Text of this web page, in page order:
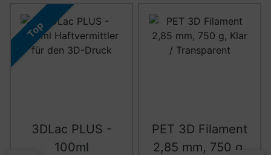
Es folgt ein Produktslider - navigieren Sie mit der Tab-
Top
3DLac PLUS -
100ml
PET 3D Filament
2,85 mm, 750 g,